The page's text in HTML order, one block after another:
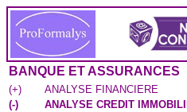
BANQUE ET ASSURANCES
(+)
ANALYSE FINANCIERE
(-)
ANALYSE CREDIT